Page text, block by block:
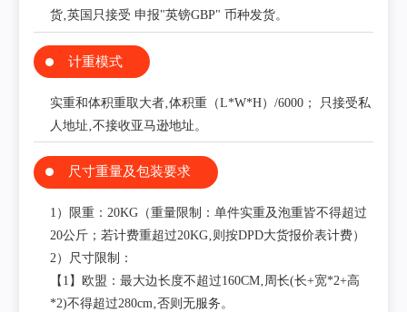
货‚英国只接受 申报"英镑GBP" 币种发货。
计重模式
实重和体积重取大者‚体积重（L*W*H）/6000； 只接受私
人地址‚不接收亚马逊地址。
尺寸重量及包装要求
1）限重：20KG（重量限制：单件实重及泡重皆不得超过
20公斤；若计费重超过20KG‚则按DPD大货报价表计费）
2）尺寸限制：
【1】欧盟：最大边长度不超过160CM‚周长(长+宽*2+高
*2)不得超过280cm‚否则无服务。